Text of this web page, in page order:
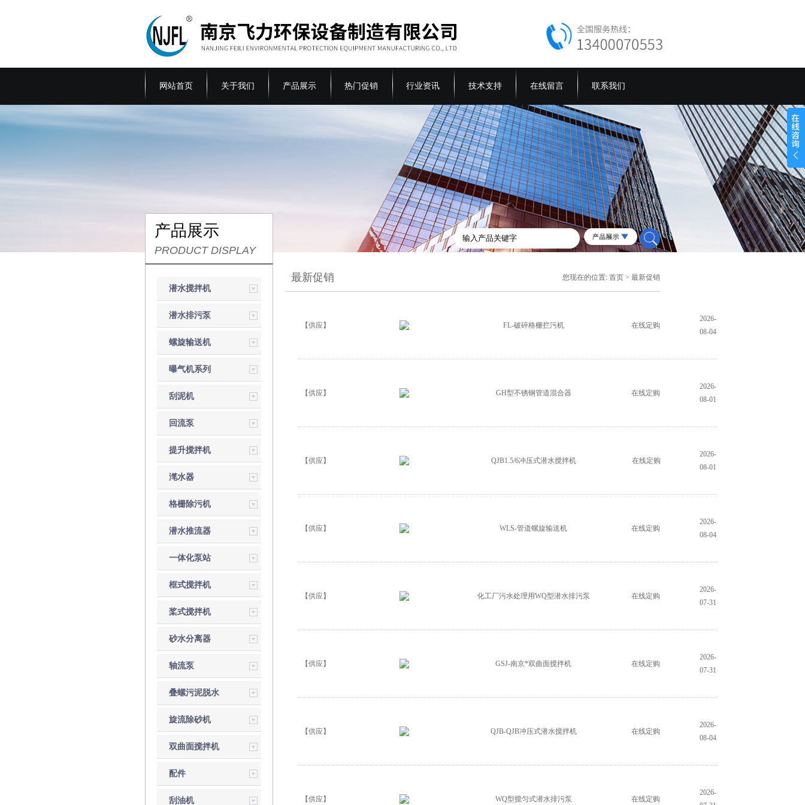
网站首页 关于我们 产品展示 热门促销 行业资讯 技术支持 在线留言 联系我们
产品展示
PRODUCT DISPLAY
潜水搅拌机
潜水排污泵
螺旋输送机
曝气机系列
刮泥机
回流泵
提升搅拌机
滗水器
格栅除污机
潜水推流器
一体化泵站
框式搅拌机
桨式搅拌机
砂水分离器
轴流泵
叠螺污泥脱水
机
旋流除砂机
双曲面搅拌机
配件
刮油机
最新促销 您现在的位置:首页 >最新促销
【供应】 FL-破碎格栅拦污机 在线定购
2026-
08-04
【供应】 GH型不锈钢管道混合器 在线定购
2026-
08-01
【供应】 QJB1.5/6冲压式潜水搅拌机 在线定购
2026-
08-01
【供应】 WLS-管道螺旋输送机 在线定购
2026-
08-04
【供应】 化工厂污水处理用WQ型潜水排污泵 在线定购
2026-
07-31
【供应】 GSJ-南京*双曲面搅拌机 在线定购
2026-
07-31
【供应】 QJB-QJB冲压式潜水搅拌机 在线定购
2026-
08-04
【供应】 WQ型搅匀式潜水排污泵 在线定购
2026-